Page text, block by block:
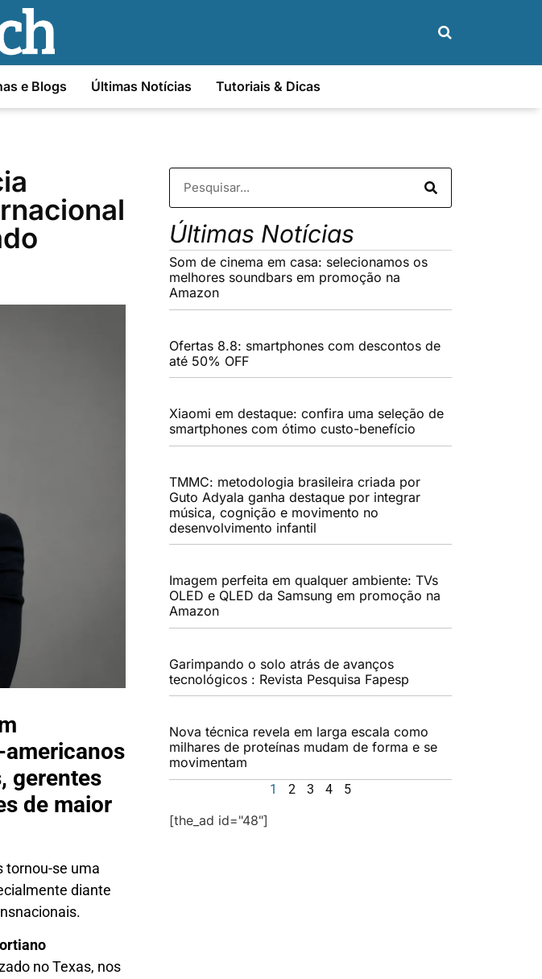
e Blogs Últimas Notícias Tutoriais & Dicas
gerentes
de maior
tornou-se uma
diante
no Texas, nos
Últimas Notícias
Som de cinema em casa: selecionamos os
melhores soundbars em promoção na
Amazon
Ofertas 8.8: smartphones com descontos de
até 50% OFF
Xiaomi em destaque: confira uma seleção de
smartphones com ótimo custo-benefício
TMMC: metodologia brasileira criada por
Guto Adyala ganha destaque por integrar
música, cognição e movimento no
desenvolvimento infantil
Imagem perfeita em qualquer ambiente: TVs
OLED e QLED da Samsung em promoção na
Amazon
Garimpando o solo atrás de avanços
tecnológicos : Revista Pesquisa Fapesp
Nova técnica revela em larga escala como
milhares de proteínas mudam de forma e se
movimentam
1 2 3 4 5
[the_ad id="48"]